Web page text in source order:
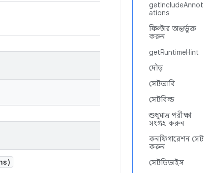
getIncludeAnnot
ations
ফিল্টার অন্তর্ভুক্ত
করুন
getRuntimeHint
দৌড়
সেটআবি
সেটবিল্ড
শুধুমাত্র পরীক্ষা
সংগ্রহ করুন
কনফিগারেশন সেট
করুন
সেটডিভাইস